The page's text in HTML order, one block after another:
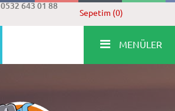
0532 643 01 88
Sepetim (0)
MENÜLER